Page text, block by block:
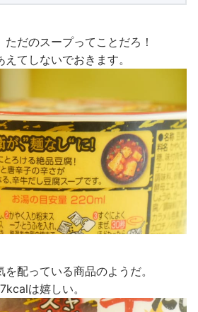
ただのスープってことだろ！
てしないでおきます。
配っている商品のようだ。
は嬉しい。